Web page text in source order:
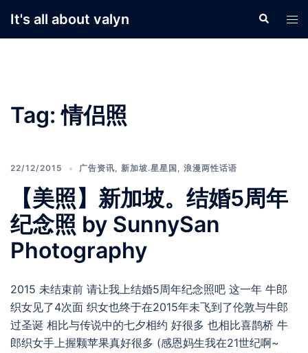
It's all about valyn Search
Tag:情侣照
22/12/2015 广告资讯, 新加坡.星星国 , 浪漫两性话语
【美照】新加坡。结婚5周年
纪念照 by SunnySan
Photography
2015 未结束前 请让我上结婚5周年纪念照吧 这一年 牛郎
织女见了4次面 织女也终于在2015年未飞到了伦敦与牛郎
过圣诞 相比与传说中的七夕相约 好很多 也相比喜鹊桥 牛
郎织女手上握颗苹果真好很多 (感恩妈生我在21世纪啊~